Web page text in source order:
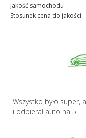
Jakość samochodu
Stosunek cena do jakości
Wszystko było super,
i odbierał auto na 5.